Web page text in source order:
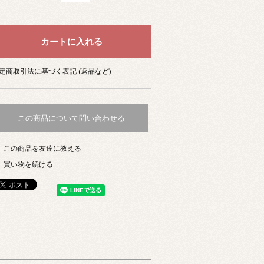
商取引法に基づく表記 (返品など)
この商品について問い合わせる
この商品を友達に教える
買い物を続ける